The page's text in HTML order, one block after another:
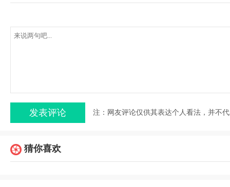
注：网友评论仅供其表达个人看法，并不
猜你喜欢